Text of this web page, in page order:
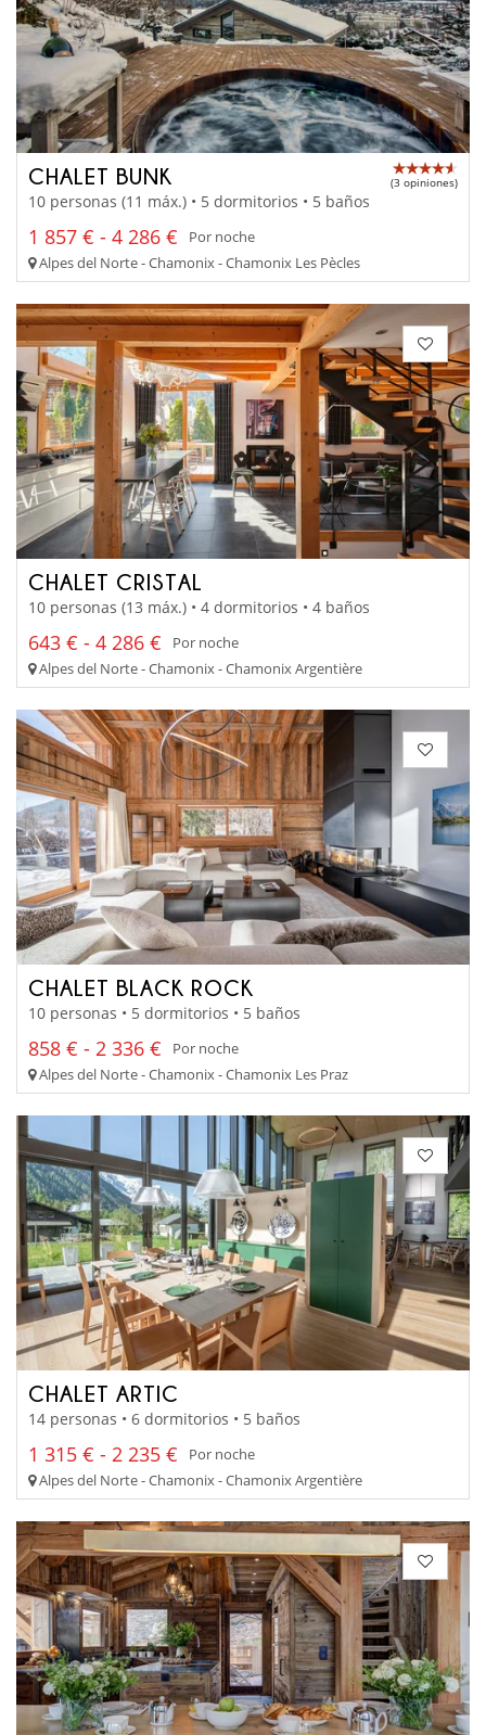
CHALET BUNK (3 opiniones)
10 personas (11 máx.) • 5 dormitorios • 5 baños
1 857 € - 4 286 €
Por noche
Alpes del Norte - Chamonix - Chamonix Les Pècles
CHALET CRISTAL
10 personas (13 máx.) • 4 dormitorios • 4 baños
643 € - 4 286 €
Por noche
Alpes del Norte - Chamonix - Chamonix Argentière
CHALET BLACK ROCK
10 personas • 5 dormitorios • 5 baños
858 € - 2 336 €
Por noche
Alpes del Norte - Chamonix - Chamonix Les Praz
CHALET ARTIC
14 personas • 6 dormitorios • 5 baños
1 315 € - 2 235 €
Por noche
Alpes del Norte - Chamonix - Chamonix Argentière